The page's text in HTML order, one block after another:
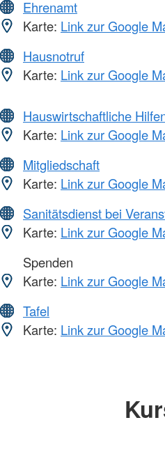
Ehrenamt
Karte: Link zur Google
Hausnotruf
Karte: Link zur Google
Hauswirtschaftliche
Karte: Link zur Google
Mitgliedschaft
Karte: Link zur Google
Sanitätsdienst bei
Karte: Link zur Google
Spenden
Karte: Link zur Google
Tafel
Karte: Link zur Google